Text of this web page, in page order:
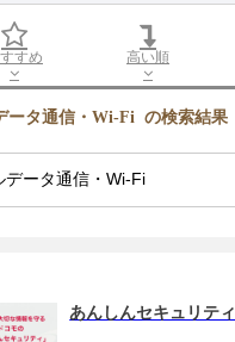
すめ 高い順
ータ通信・Wi-Fi の検索結果
あんしんセキュリティ